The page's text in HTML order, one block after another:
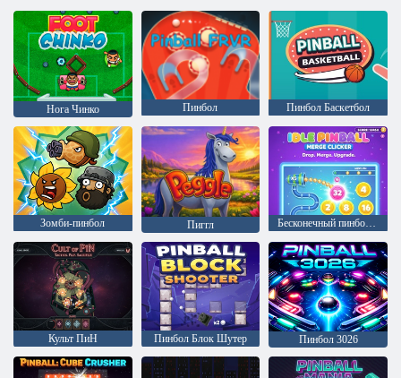
Нога Чинко Пинбол Пинбол Баскетбол
Зомби-пинбол Пиггл Бесконечный пинбол: Кликер со слиянием
Культ ПиН Пинбол Блок Шутер Пинбол 3026